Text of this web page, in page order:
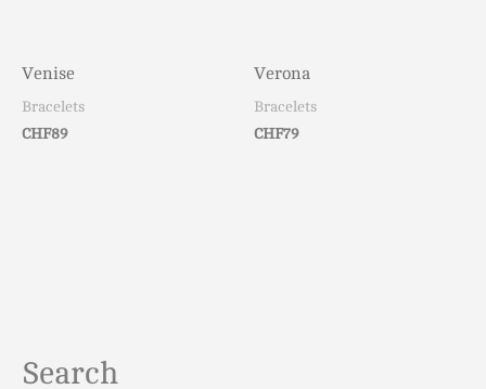
Search
R
Venise
Bracelets
CHF89
Verona
Bracelets
CHF79